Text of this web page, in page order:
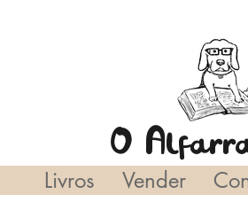
O
Livros Vender